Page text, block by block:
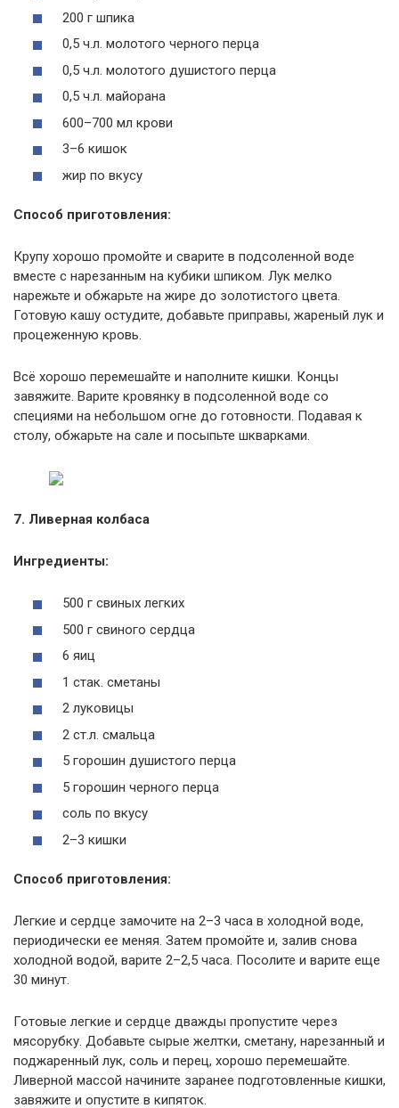
200 г шпика
0,5 ч.л. молотого черного перца
0,5 ч.л. молотого душистого перца
0,5 ч.л. майорана
600–700 мл крови
3–6 кишок
жир по вкусу
Способ приготовления:
Крупу хорошо промойте и сварите в подсоленной воде
вместе с нарезанным на кубики шпиком. Лук мелко
нарежьте и обжарьте на жире до золотистого цвета.
Готовую кашу остудите, добавьте приправы, жареный лук и
процеженную кровь.
Всё хорошо перемешайте и наполните кишки. Концы
завяжите. Варите кровянку в подсоленной воде со
специями на небольшом огне до готовности. Подавая к
столу, обжарьте на сале и посыпьте шкварками.
7. Ливерная колбаса
Ингредиенты:
500 г свиных легких
500 г свиного сердца
6 яиц
1 стак. сметаны
2 луковицы
2 ст.л. смальца
5 горошин душистого перца
5 горошин черного перца
соль по вкусу
2–3 кишки
Способ приготовления:
Легкие и сердце замочите на 2–3 часа в холодной воде,
периодически ее меняя. Затем промойте и, залив снова
холодной водой, варите 2–2,5 часа. Посолите и варите еще
30 минут.
Готовые легкие и сердце дважды пропустите через
мясорубку. Добавьте сырые желтки, сметану, нарезанный и
поджаренный лук, соль и перец, хорошо перемешайте.
Ливерной массой начините заранее подготовленные кишки,
завяжите и опустите в кипяток.